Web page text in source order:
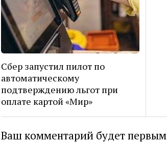
Сбер запустил пилот по
автоматическому
подтверждению льгот при
оплате картой «Мир»
Ваш комментарий будет первым